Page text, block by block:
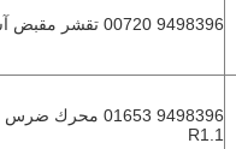
9498396 00720 تقشر مقبض آسى
R1.1